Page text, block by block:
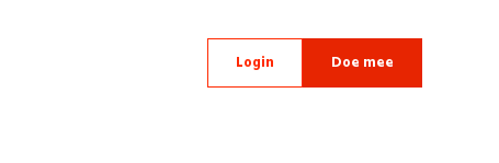
Login Doe mee